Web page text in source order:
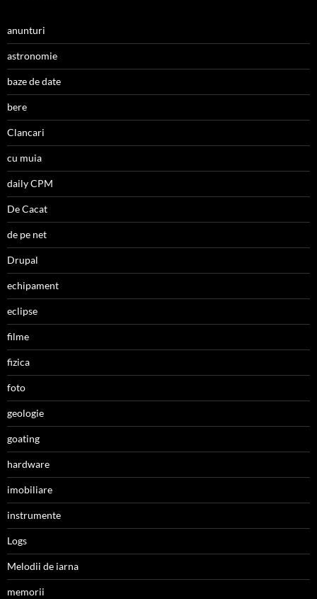
anunturi
astronomie
baze de date
bere
Clancari
cu muia
daily CPM
De Cacat
de pe net
Drupal
echipament
eclipse
filme
fizica
foto
geologie
goating
hardware
imobiliare
instrumente
Logs
Melodii de iarna
memorii